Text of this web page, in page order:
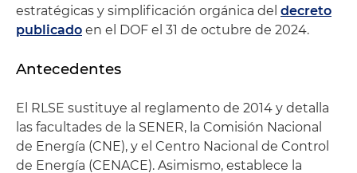
estratégicas y simplificación orgánica del decreto
publicado en el DOF el 31 de octubre de 2024.
Antecedentes
El RLSE sustituye al reglamento de 2014 y detalla
las facultades de la SENER, la Comisión Nacional
de Energía (CNE), y el Centro Nacional de Control
de Energía (CENACE). Asimismo, establece la